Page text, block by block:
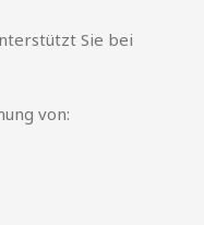
Sie bei
von: